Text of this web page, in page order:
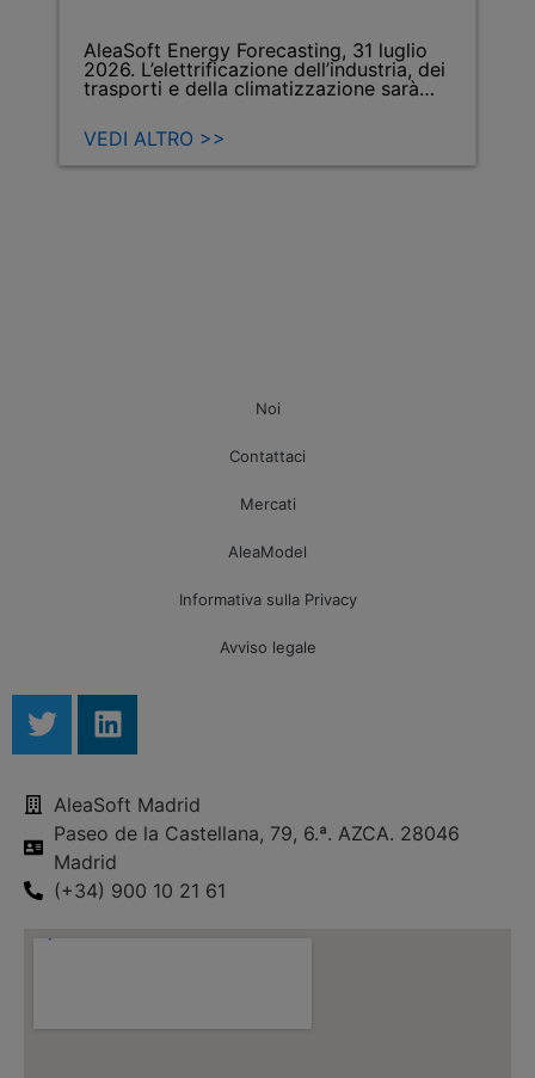
AleaSoft Energy Forecasting, 31 luglio
2026. L’elettrificazione dell’industria, dei
trasporti e della climatizzazione sarà
VEDI ALTRO >>
Noi
Contattaci
Mercati
AleaModel
Informativa sulla Privacy
Avviso legale
AleaSoft Madrid
Paseo de la Castellana, 79, 6.ª. AZCA. 28046
Madrid
(+34) 900 10 21 61